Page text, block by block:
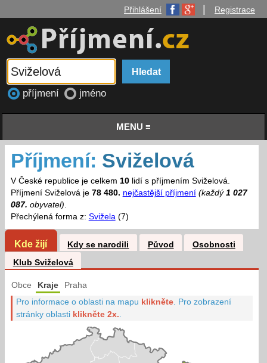
Přihlášení Registrace
příjmení jméno
MENU ≡
Příjmení: Sviželová
V České republice je celkem 10lidí s příjmením Sviželová.
Příjmení Sviželová je 78 480. nejčastější příjmení (každý 1 027
087. obyvatel).
Přechýlená forma z: Svižela(7)
Kde žijí Kdy se narodili Původ
Osobnosti
Klub Sviželová
Obce Kraje Praha
Pro informace o oblasti na mapu klikněte Pro zobrazení
stránky oblasti klikněte 2x.